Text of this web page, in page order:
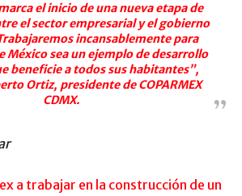
el inicio de una nueva etapa de
el sector empresarial y el gobierno
incansablemente para
México sea un ejemplo de desarrollo
beneficie a todos sus habitantes”,
Ortiz, presidente de COPARMEX
CDMX.
a trabajar en la construcción de un